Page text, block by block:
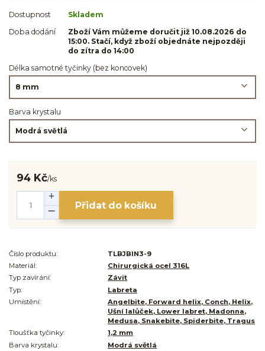
Dostupnost
Skladem
Doba dodání
Zboží Vám můžeme doručit již 10.08.2026 do
15:00. Stačí, když zboží objednáte nejpozději
do zítra do 14:00
Délka samotné tyčinky (bez koncovek)
Barva krystalu
94 Kč/ks
Přidat do košíku
Číslo produktu:
TLBJBIN3-9
Materiál:
Chirurgická ocel 316L
Typ zavírání:
Závit
Typ:
Labreta
Umístění:
Angelbite, Forward helix, Conch, Helix,
Ušní lalůček, Lower labret, Madonna,
Medusa, Snakebite, Spiderbite, Tragus
Tloušťka tyčinky:
1,2 mm
Barva krystalu:
Modrá světlá